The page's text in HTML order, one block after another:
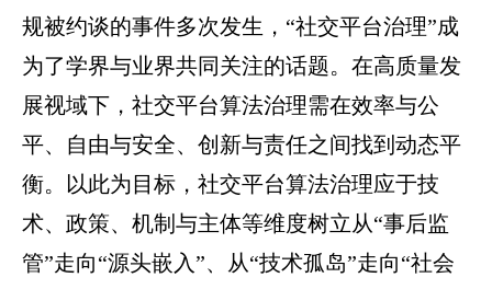
规被约谈的事件多次发生，“社交平台治理”成
为了学界与业界共同关注的话题。在高质量发
展视域下，社交平台算法治理需在效率与公
平、自由与安全、创新与责任之间找到动态平
衡。以此为目标，社交平台算法治理应于技
术、政策、机制与主体等维度树立从“事后监
管”走向“源头嵌入”、从“技术孤岛”走向“社会